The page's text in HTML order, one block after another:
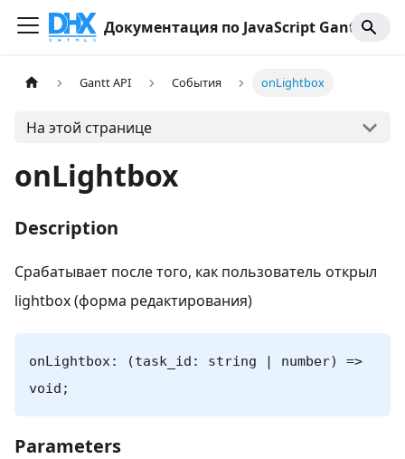
Документация по JavaScript Gantt
Gantt API События onLightbox
На этой странице
onLightbox
Description
Срабатывает после того, как пользователь открыл
lightbox (форма редактирования)
onLightbox: (task_id: string | number) =>
void;
Parameters